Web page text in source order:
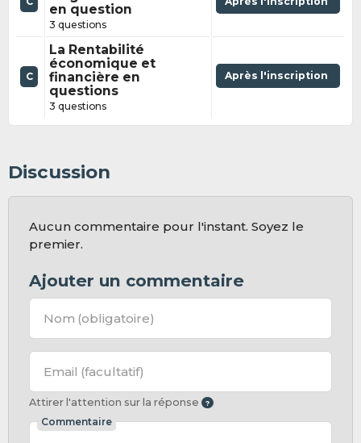
en question
3 questions
C
La Rentabilité
économique et
financière en
questions
3 questions
Après l'inscription
Discussion
Aucun commentaire pour l'instant. Soyez le
premier.
Ajouter un commentaire
Nom (obligatoire)
Email (facultatif)
Attirer l'attention sur la réponse
Commentaire